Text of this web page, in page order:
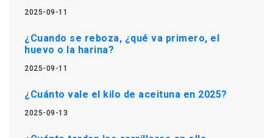
2025-09-11
¿Cuando se reboza, ¿qué va primero, el
huevo o la harina?
2025-09-11
¿Cuánto vale el kilo de aceituna en 2025?
2025-09-13